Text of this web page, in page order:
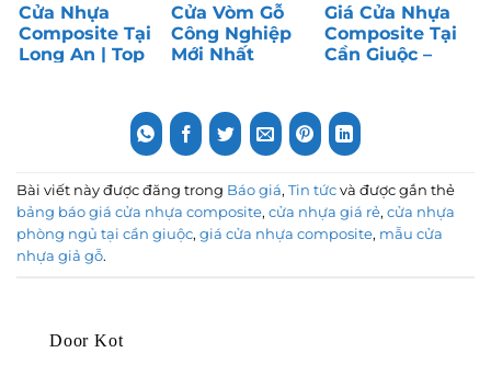
Cửa Nhựa
Composite Tại
Long An | Top
Cửa Vòm Gỗ
Công Nghiệp
Mới Nhất
Giá Cửa Nhựa
Composite Tại
Cần Giuộc –
Bài viết này được đăng trong Báo giá, Tin tức và được gắn thẻ
bảng báo giá cửa nhựa composite, cửa nhựa giá rẻ, cửa nhựa
phòng ngủ tại cần giuộc, giá cửa nhựa composite, mẫu cửa
nhựa giả gỗ.
Door Kot